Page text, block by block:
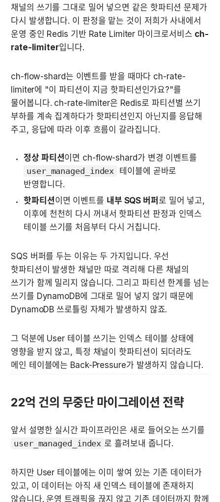
채널의 쓰기를 그대로 밀어 넣으면 같은 핫파티션 문제가
다시 발생합니다. 이 판정을 맡는 것이 저희가 사내에서
운영 중인 Redis 기반 Rate Limiter 마이크로서비스 ch-
rate-limiter입니다.
ch-flow-shard는 이벤트를 받을 때마다 ch-rate-
limiter에 "이 파티션이 지금 핫파티션인가요?"를
물어봅니다. ch-rate-limiter은 Redis로 파티션별 쓰기
부하를 계속 집계하다가 핫파티션인지 아닌지를 응답해
주고, 응답에 따라 이후 흐름이 갈라집니다.
정상 파티션
user_managed_index 테이블에 곧바로
반영합니다.
핫파티션이면 이벤트를 내부 SQS 버퍼 로 밀어 넣고,
이후에 천천히 다시 꺼내서 핫파티션 판정과 인덱스
테이블 쓰기를 처음부터 다시 거칩니다.
SQS 버퍼를 두는 이유는 두 가지입니다. 우선
핫파티션이 발생한 채널만 따로 격리해 다른 채널의
쓰기가 함께 밀리지 않습니다. 그리고 파티션 한계를 넘는
쓰기를 DynamoDB에 그대로 밀어 넣지 않기 때문에
DynamoDB 쓰로틀링 자체가 발생하지 않죠.
그 덕분에 User 테이블 쓰기는 인덱스 테이블 상태에
영향을 받지 않고, 특정 채널이 핫파티션이 되더라도
메인 테이블에는 Back-Pressure가 발생하지 않습니다.
22억 건의 무중단 마이그레이션 전략
user_managed_index 로 흘려보내 줍니다.
하지만 User 테이블에는 이미 쌓여 있는 기존 데이터가
있고, 이 데이터는 아직 새 인덱스 테이블에 존재하지
않습니다. 운영 트래픽을 끊지 않고 기존 데이터까지 함께